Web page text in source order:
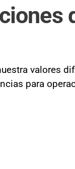
valores
para